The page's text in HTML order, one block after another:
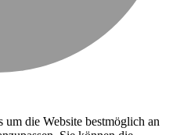
die Website bestmöglich an